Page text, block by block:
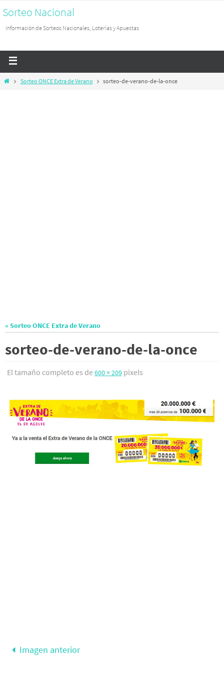
Sorteo Nacional
Información de Sorteos Nacionales, Loterías y Apuestas
Sorteo ONCE Extra de Verano sorteo-de-verano-de-la-once
« Sorteo ONCE Extra de Verano
sorteo-de-verano-de-la-once
El tamaño completo es de600 × 209 pixels
Imagen anterior